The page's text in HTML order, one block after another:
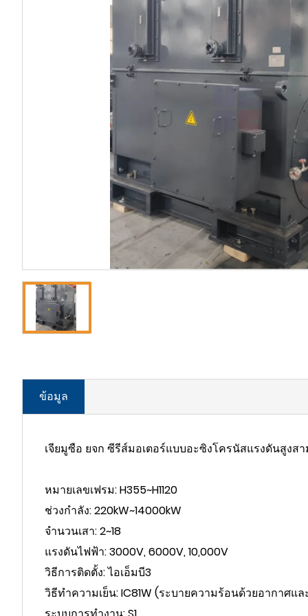
ข้อมูล
เจียมูซือ ยจก ซีรีส์มอเตอร์แบบอะซิงโครนัสแรงดันสูงสา
หมายเลขเฟรม: H355~H1120
ช่วงกำลัง: 220kW~14000kW
จำนวนเสา: 2~18
แรงดันไฟฟ้า: 3000V, 6000V, 10,000V
วิธีการติดตั้ง: ไอเอ็มบี3
วิธีทำความเย็น: IC81W (ระบายความร้อนด้วยอากาศแ